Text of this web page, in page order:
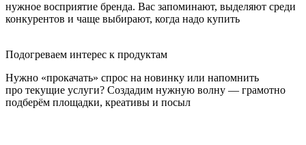
нужное восприятие бренда. Вас запоминают, выделяют среди
конкурентов и чаще выбирают, когда надо купить
Подогреваем интерес к продуктам
Нужно «прокачать» спрос на новинку или напомнить
про текущие услуги? Создадим нужную волну — грамотно
подберём площадки, креативы и посыл